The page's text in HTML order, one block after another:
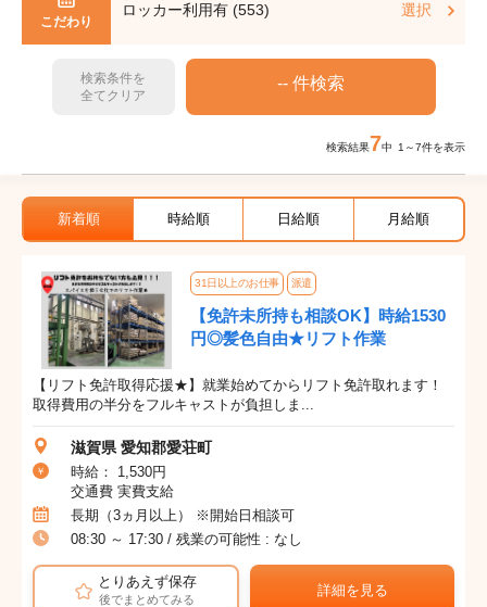
こだわり
ロッカー利用有 (553) 選択
検索条件を
全てクリア
検索結果7中 1～7件を表示
新着順 時給順 日給順 月給順
31日以上のお仕事 派遣
【免許未所持も相談OK】時給1530
円◎髪色自由★リフト作業
【リフト免許取得応援★】就業始めてからリフト免許取れます！
取得費用の半分をフルキャストが負担しま...
滋賀県 愛知郡愛荘町
時給： 1,530円
交通費 実費支給
長期（3ヵ月以上） ※開始日相談可
08:30 ～ 17:30 / 残業の可能性 : なし
とりあえず保存
後でまとめてみる
詳細を見る